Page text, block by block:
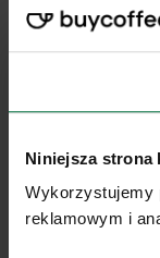
Niniejsza strona
Wykorzystujemy
reklamowym i